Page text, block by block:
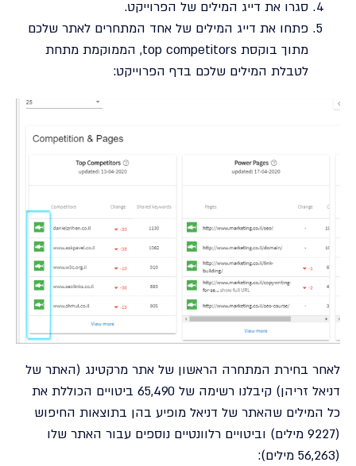
סגרו את דייג המילים של הפרוייקט.
פתחו את דייג המילים של אחד המתחרים לאתר שלכם
מתוך בוקסת top competitors, הממוקמת מתחת
לטבלת המילים שלכם בדף הפרוייקט:
לאחר בחירת המתחרה הראשון של אתר מרקטינג (האתר של
דניאל זריהן) קיבלנו רשימה של 65,490 ביטויים הכוללת את
כל המילים שהאתר של דניאל מופיע בהן בתוצאות החיפוש
(9227 מילים) וביטויים רלוונטיים נוספים עבור האתר שלו
(56,263 מילים):